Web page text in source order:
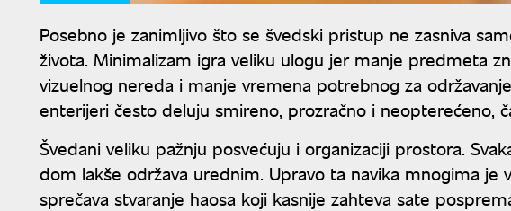
Posebno je zanimljivo što se švedski pristup ne zasniva
života. Minimalizam igra veliku ulogu jer manje predmeta
vizuelnog nereda i manje vremena potrebnog za
enterijeri često deluju smireno, prozračno i neopterećeno,
Šveđani veliku pažnju posvećuju i organizaciji prostora.
dom lakše održava urednim. Upravo ta navika mnogima je
sprečava stvaranje haosa koji kasnije zahteva sate